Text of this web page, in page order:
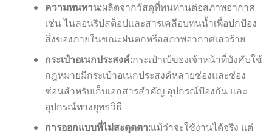
ความทนทาน:ผลิตจากวัสดุที่ทนทานต่อสภาพอากาศ
เช่น ไนลอนริปสต็อปและสารเคลือบทนน้ำเพื่อปกป้อง
สิ่งของภายในขณะฝนตกหรือสภาพอากาศเลวร้าย
กระเป๋าอเนกประสงค์:กระเป๋าเป้ของเจ้าหน้าที่บังคับใช้
กฎหมายมีกระเป๋าอเนกประสงค์หลายช่องและช่อง
ซ่อนสำหรับเก็บเอกสารสำคัญ อุปกรณ์ป้องกัน และ
อุปกรณ์ทางยุทธวิธี
การออกแบบที่ไม่สะดุดตา:แม้ว่าจะใช้งานได้จริง แต่